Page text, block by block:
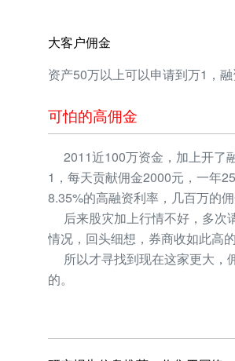
大客户佣金
资产50万以上可以申请到万1，
可怕的高佣金
2011近100万资金，加上开了
1，每天贡献佣金2000元，一年
8.35%的高融资利率，几百万的
后来股灾加上行情不好，多次
情况，回头细想，券商收如此高
所以才寻找到现在这家更大，
的。